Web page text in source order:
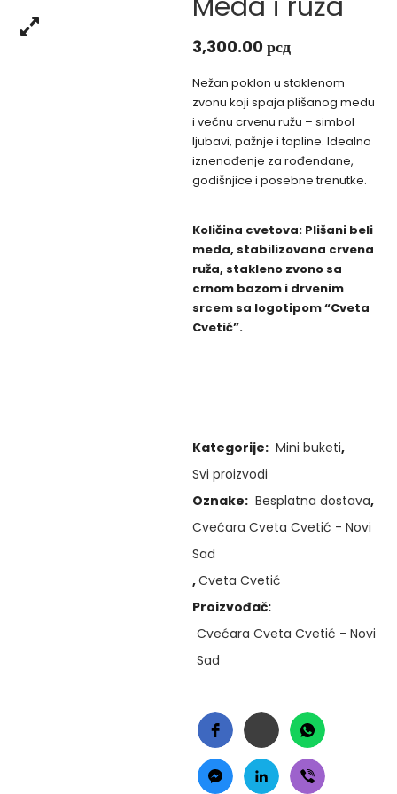
3,300.00рсд
Nežan poklon u staklenom
zvonu koji spaja plišanog medu
i večnu crvenu ružu – simbol
ljubavi, pažnje i topline. Idealno
iznenađenje za rođendane,
godišnjice i posebne trenutke.
Količina cvetova: Plišani beli
meda, stabilizovana crvena
ruža, stakleno zvono sa
crnom bazom i drvenim
srcem sa logotipom “Cveta
Cvetić”.
Kategorije: Mini buketi,
Svi proizvodi
Oznake: Besplatna dostava,
Cvećara Cveta Cvetić - Novi
Sad
,Cveta Cvetić
Proizvođač:
Cvećara Cveta Cvetić - Novi
Sad